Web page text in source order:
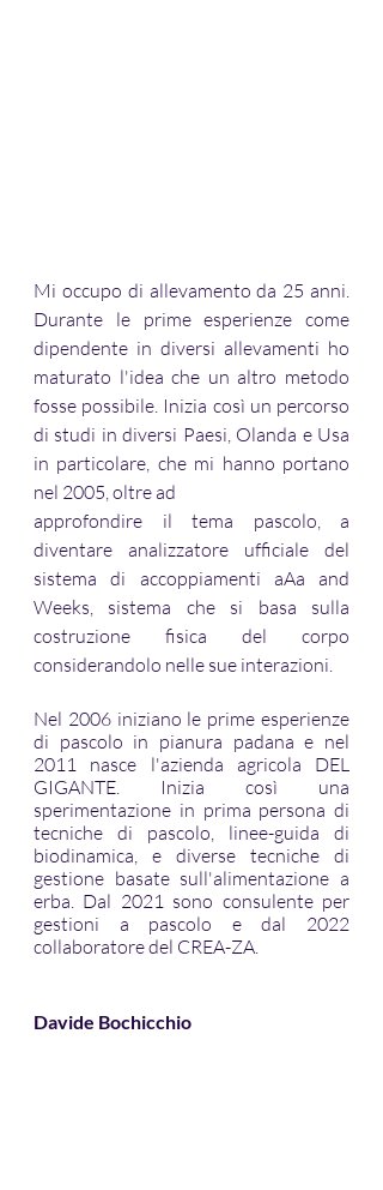
Mi occupo di allevamento da 25 anni.
Durante le prime esperienze come
dipendente in diversi allevamenti ho
maturato l'idea che un altro metodo
fosse possibile. Inizia così un percorso
di studi in diversi Paesi, Olanda e Usa
in particolare, che mi hanno portano
nel 2005, oltre ad
approfondire il tema pascolo, a
diventare analizzatore ufficiale del
sistema di accoppiamenti aAa and
Weeks, sistema che si basa sulla
costruzione fisica del corpo
considerandolo nelle sue interazioni.
Nel 2006 iniziano le prime esperienze
di pascolo in pianura padana e nel
2011 nasce l'azienda agricola DEL
GIGANTE. Inizia così una
sperimentazione in prima persona di
tecniche di pascolo, linee-guida di
biodinamica, e diverse tecniche di
gestione basate sull'alimentazione a
erba. Dal 2021 sono consulente per
gestioni a pascolo e dal 2022
collaboratore del CREA-ZA.
Davide Bochicchio